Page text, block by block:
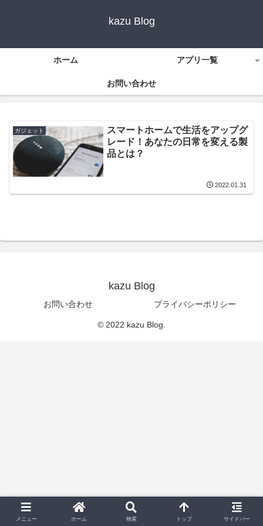
kazu Blog
ホーム アプリ一覧
お問い合わせ
ガジェット
スマートホームで生活をアップグ
レード！あなたの日常を変える製
品とは？
2022.01.31
kazu Blog
お問い合わせ プライバシーポリシー
© 2022 kazu Blog.
メニュー ホーム 検索 トップ サイドバー